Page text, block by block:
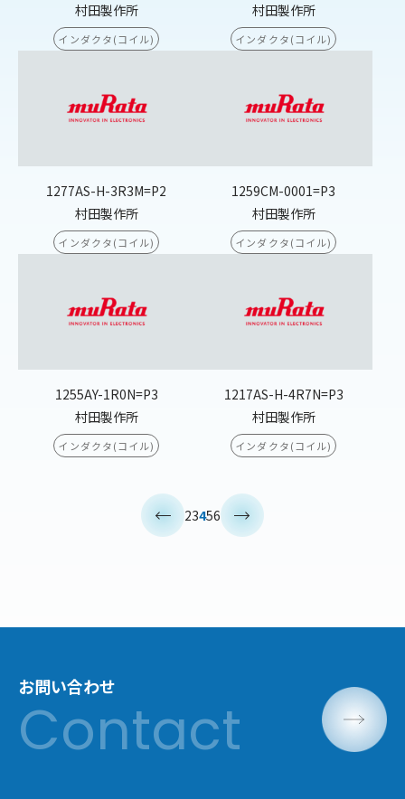
村田製作所
インダクタ(コイル)
村田製作所
インダクタ(コイル)
1277AS-H-3R3M=P2
村田製作所
インダクタ(コイル)
1259CM-0001=P3
村田製作所
インダクタ(コイル)
1255AY-1R0N=P3
村田製作所
インダクタ(コイル)
1217AS-H-4R7N=P3
村田製作所
インダクタ(コイル)
23456
お問い合わせ